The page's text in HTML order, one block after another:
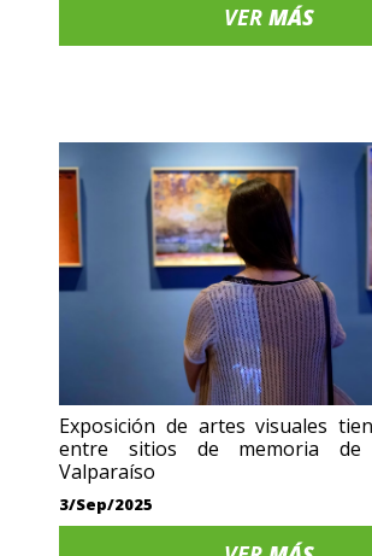
VERMÁS
Exposición de artes visuales
entre sitios de memoria de
Valparaíso
3/Sep/2025